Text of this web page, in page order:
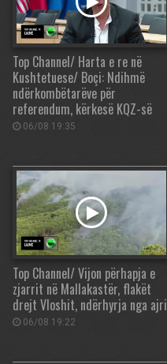
Top Channel/ Harta e re në
Kushtetuese/ Boçi: Ndihmë
ndërkombëtarëve për
referendum, kërkesë KQZ-së
06/08 19:35
Top Channel/ Vijon përhapja e
zjarrit në Mallakastër, flakët
drejt Vloshit, ndërhyrja nga ajri
06/08 19:22